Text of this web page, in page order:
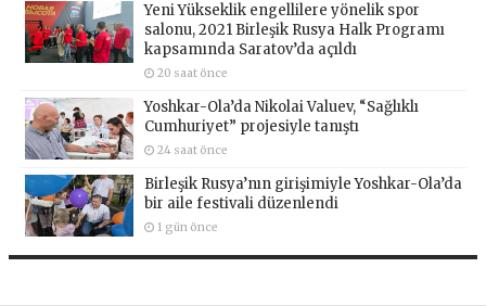
Yeni Yükseklik engellilere yönelik spor
salonu, 2021 Birleşik Rusya Halk Programı
kapsamında Saratov’da açıldı
20 saat önce
Yoshkar-Ola’da Nikolai Valuev, “Sağlıklı
Cumhuriyet” projesiyle tanıştı
24 saat önce
Birleşik Rusya’nın girişimiyle Yoshkar-Ola’da
bir aile festivali düzenlendi
1 gün önce